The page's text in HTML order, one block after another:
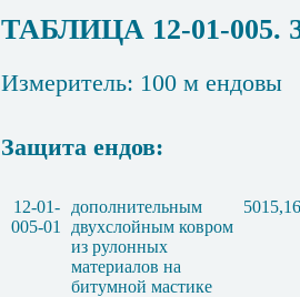
ТАБЛИЦА 12-01-005.
Измеритель: 100 м ендовы
Защита ендов:
12-01-
005-01
дополнительным
двухслойным ковром
из рулонных
материалов на
битумной мастике
5015,16